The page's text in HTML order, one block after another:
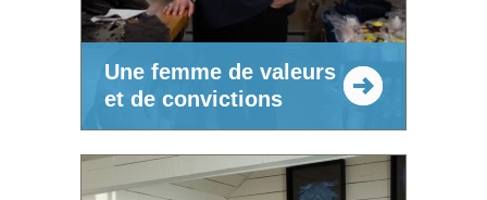
Une femme de valeurs
et de convictions